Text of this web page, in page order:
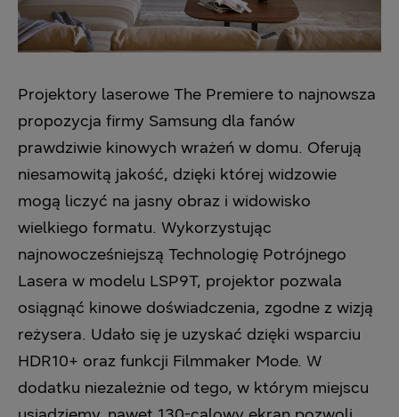
Projektory laserowe The Premiere to najnowsza
propozycja firmy Samsung dla fanów
prawdziwie kinowych wrażeń w domu. Oferują
niesamowitą jakość, dzięki której widzowie
mogą liczyć na jasny obraz i widowisko
wielkiego formatu. Wykorzystując
najnowocześniejszą Technologię Potrójnego
Lasera w modelu LSP9T, projektor pozwala
osiągnąć kinowe doświadczenia, zgodne z wizją
reżysera. Udało się je uzyskać dzięki wsparciu
HDR10+ oraz funkcji Filmmaker Mode. W
dodatku niezależnie od tego, w którym miejscu